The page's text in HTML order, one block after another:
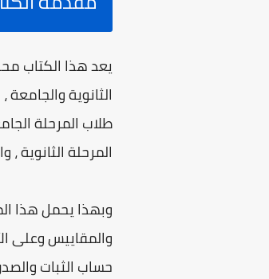
يعد هذا الكتاب
الثانوية
طلاب المرحلة
المرحلة الثانوية
وبهذا يحمل هذا
والمقاييس وعلى
حساب الثبات